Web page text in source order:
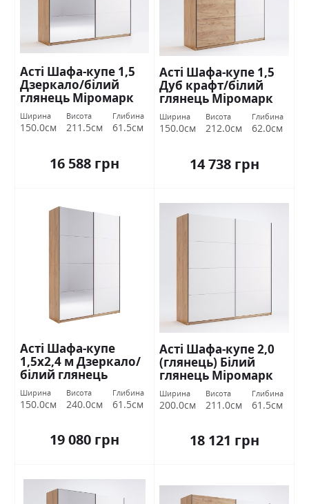
Асті Шафа-купе 1,5
Дзеркало/білий
глянець Міромарк
Ширина
150.0см
Висота
211.5см
Глибина
61.5см
16 588 грн
Асті Шафа-купе 1,5
Дуб крафт/білий
глянець Міромарк
Ширина
150.0см
Висота
212.0см
Глибина
62.0см
14 738 грн
Асті Шафа-купе
1,5х2,4 м Дзеркало/
білий глянець
Міромарк
Ширина
150.0см
Висота
240.0см
Глибина
61.5см
19 080 грн
Асті Шафа-купе 2,0
(глянець) Білий
глянець Міромарк
Ширина
200.0см
Висота
211.0см
Глибина
61.5см
18 121 грн